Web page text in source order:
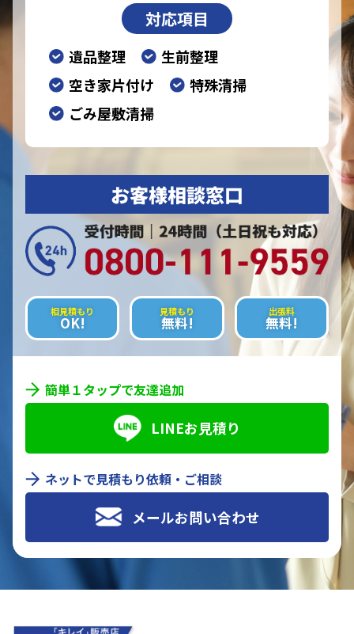
対応項目
遺品整理
生前整理
空き家片付け
特殊清掃
ごみ屋敷清掃
お客様相談窓口
相見積もり
OK!
見積もり
無料!
出張料
無料!
簡単１タップで友達追加
LINEお見積り
ネットで見積もり依頼・ご相談
メールお問い合わせ